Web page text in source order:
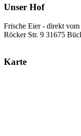
Unser Hof
Frische Eier - direkt
Röcker Str. 9 31675
Karte